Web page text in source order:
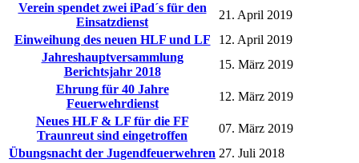
Verein spendet zwei iPad´s für den
Einsatzdienst
21. April 2019
Einweihung des neuen HLF und LF
12. April 2019
Jahreshauptversammlung
Berichtsjahr 2018
15. März 2019
Ehrung für 40 Jahre
Feuerwehrdienst
12. März 2019
Neues HLF & LF für die FF
Traunreut sind eingetroffen
07. März 2019
Übungsnacht der Jugendfeuerwehren 27. Juli 2018